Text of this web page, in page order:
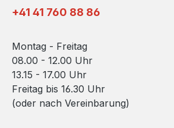
+41 41 760 88 86
Montag - Freitag
08.00 - 12.00 Uhr
13.15 - 17.00 Uhr
Freitag bis 16.30 Uhr
(oder nach Vereinbarung)